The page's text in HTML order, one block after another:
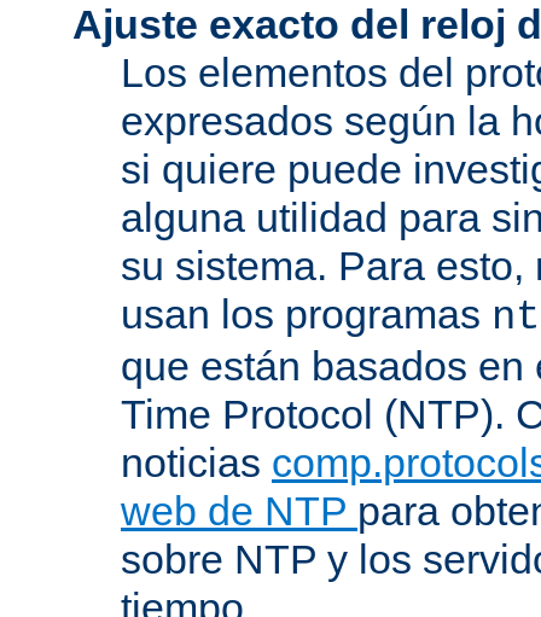
Ajuste exacto del reloj
Los elementos del
expresados según la
si quiere puede
alguna utilidad para
su sistema. Para esto,
usan los programas
que están basados
Time Protocol (NTP).
noticias
web de NTP para
sobre NTP y los
tiempo.